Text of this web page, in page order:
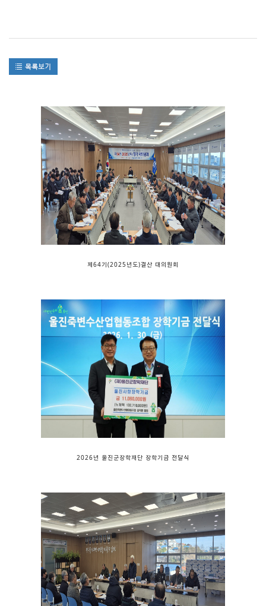
제64기(2025년도)결산 대의원회
2026년 울진군장학재단 장학기금 전달식